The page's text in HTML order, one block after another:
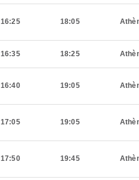
16:25 18:05
16:35 18:25
16:40 19:05
17:05 19:05
17:50 19:45